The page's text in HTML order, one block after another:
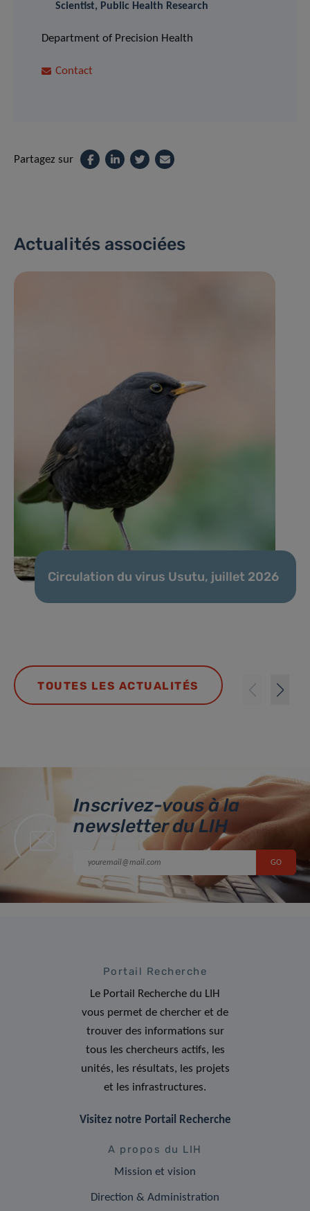
Scientist, Public Health Research
Department of Precision Health
Contact
Partagez sur
Actualités associées
Circulation du virus Usutu, juillet 2026
TOUTES LES ACTUALITÉS
Inscrivez-vous à la
newsletter du LIH
Portail Recherche
Le Portail Recherche du LIH
vous permet de chercher et de
trouver des informations sur
tous les chercheurs actifs, les
unités, les résultats, les projets
et les infrastructures.
Visitez notre Portail Recherche
A propos du LIH
Mission et vision
Direction & Administration